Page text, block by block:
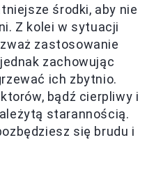
środki, aby nie
Z kolei w sytuacji
zastosowanie
zachowując
ich zbytnio.
bądź cierpliwy i
starannością.
się brudu i